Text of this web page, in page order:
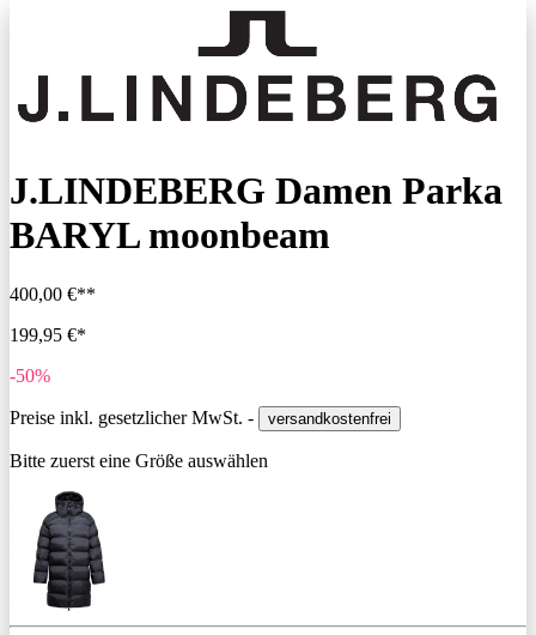
J.LINDEBERG Damen Parka
BARYL moonbeam
400,00 €**
199,95 €*
-50%
Preise inkl. gesetzlicher MwSt. - versandkostenfrei
Bitte zuerst eine Größe auswählen